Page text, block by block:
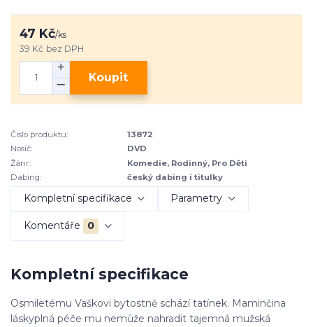
47 Kč/ks
39 Kč bez DPH
Koupit
Číslo produktu:
13872
Nosič:
DVD
Žánr:
Komedie, Rodinný, Pro Děti
Dabing:
český dabing i titulky
Kompletní specifikace Parametry
Komentáře 0
Kompletní specifikace
Osmiletému Vaškovi bytostně schází tatínek. Maminčina
láskyplná péče mu nemůže nahradit tajemná mužská